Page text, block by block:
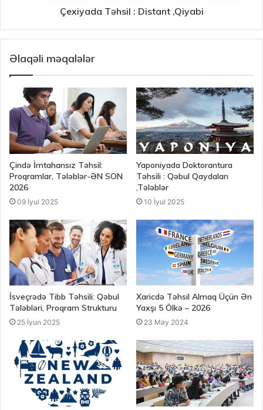
Çexiyada Təhsil : Distant ,Qiyabi
Əlaqəli məqalələr
Çində İmtahansız Təhsil:
Proqramlar, Tələblər-ƏN SON
2026
09 İyul 2025
Yaponiyada Doktorantura
Təhsili : Qəbul Qaydaları
,Tələblər
10 İyul 2025
İsveçrədə Tibb Təhsili: Qəbul
Tələbləri, Proqram Strukturu
25 İyun 2025
Xaricdə Təhsil Almaq Üçün Ən
Yaxşı 5 Ölkə – 2026
23 May 2024